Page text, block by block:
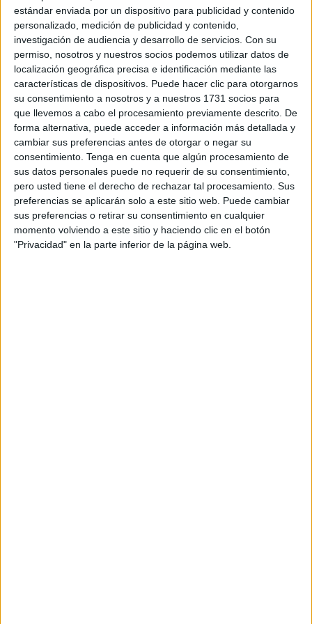
estándar enviada por un dispositivo para publicidad y contenido
personalizado, medición de publicidad y contenido,
investigación de audiencia y desarrollo de servicios. Con su
permiso, nosotros y nuestros socios podemos utilizar datos de
localización geográfica precisa e identificación mediante las
características de dispositivos. Puede hacer clic para otorgarnos
su consentimiento a nosotros y a nuestros 1731 socios para
que llevemos a cabo el procesamiento previamente descrito. De
forma alternativa, puede acceder a información más detallada y
cambiar sus preferencias antes de otorgar o negar su
consentimiento. Tenga en cuenta que algún procesamiento de
sus datos personales puede no requerir de su consentimiento,
pero usted tiene el derecho de rechazar tal procesamiento. Sus
preferencias se aplicarán solo a este sitio web. Puede cambiar
sus preferencias o retirar su consentimiento en cualquier
momento volviendo a este sitio y haciendo clic en el botón
"Privacidad" en la parte inferior de la página web.
todas las partes que desempeñen y obedezcan sus
compromisos, en virtud del derecho internacional
humanitario y demandó que se “respeten y protejan los
hospitales y la inviolabilidad de las instalaciones de la
ONU” que alojan a más de 600.000 palestinos.
Horas más tarde, sorprendido por las interpretaciones
erróneas, Guterres compareció ante la prensa y explicó
exactamente: “He condenado inequívocamente los
horribles actos de terror sin precedentes perpetrados el
7/X/2023 por Hamás en Israel. Nada puede justificar el
asesinato, las heridas y el secuestro deliberado de civiles,
ni el lanzamiento de cohetes contra objetivos civiles”.
E hizo hincapié que “la protección de los civiles es